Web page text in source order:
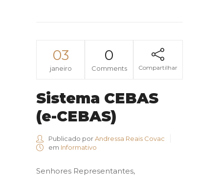
03
janeiro
0
Comments Compartilhar
Sistema CEBAS
(e-CEBAS)
Publicado porAndressa Reais Covac
em Informativo
Senhores Representantes,